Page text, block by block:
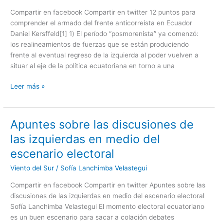
Compartir en facebook Compartir en twitter 12 puntos para
comprender el armado del frente anticorreísta en Ecuador
Daniel Kersffeld[1] 1) El período “posmorenista” ya comenzó:
los realineamientos de fuerzas que se están produciendo
frente al eventual regreso de la izquierda al poder vuelven a
situar al eje de la política ecuatoriana en torno a una
del
frente
anticorreísta
en
Ecuador
Leer más »
Apuntes sobre las discusiones de
las izquierdas en medio del
escenario electoral
Viento del Sur / Sofía Lanchimba Velastegui
Compartir en facebook Compartir en twitter Apuntes sobre las
discusiones de las izquierdas en medio del escenario electoral
Sofía Lanchimba Velastegui El momento electoral ecuatoriano
es un buen escenario para sacar a colación debates
Apuntes
sobre
las
discusiones
de
izquierdas
en
medio
del